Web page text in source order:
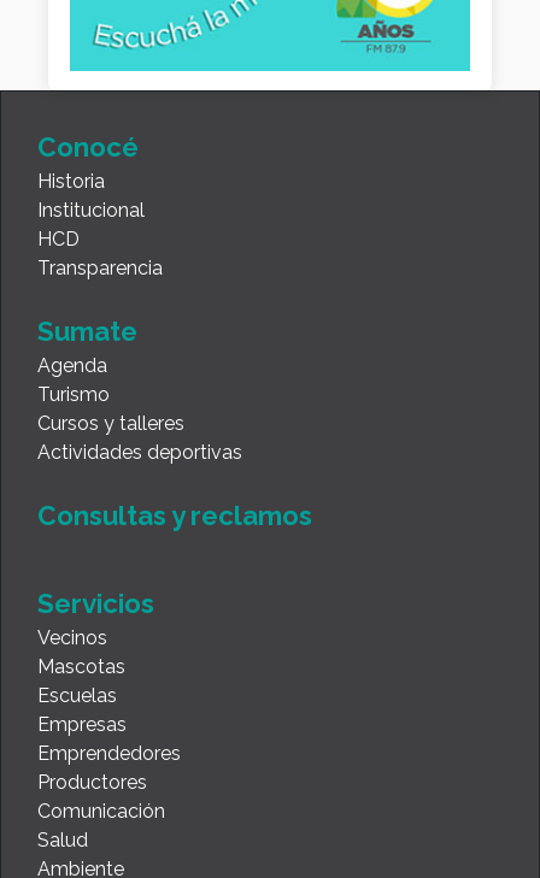
Conocé
Historia
Institucional
HCD
Transparencia
Sumate
Agenda
Turismo
Cursos y talleres
Actividades deportivas
Consultas y reclamos
Servicios
Vecinos
Mascotas
Escuelas
Empresas
Emprendedores
Productores
Comunicación
Salud
Ambiente